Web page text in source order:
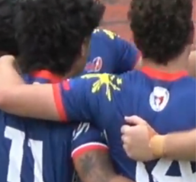
Mais en seconde période, la supériorité
avants philippins et l'ex